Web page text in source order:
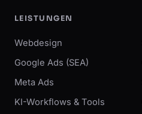
LEISTUNGEN
Webdesign
Google Ads (SEA)
Meta Ads
KI-Workflows & Tools